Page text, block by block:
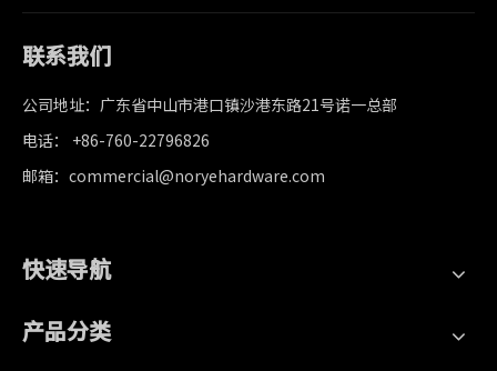
联系我们
公司地址：广东省中山市港口镇沙港东路21号诺一总部
电话： +86-760-22796826
邮箱：commercial@noryehardware.com
快速导航
产品分类